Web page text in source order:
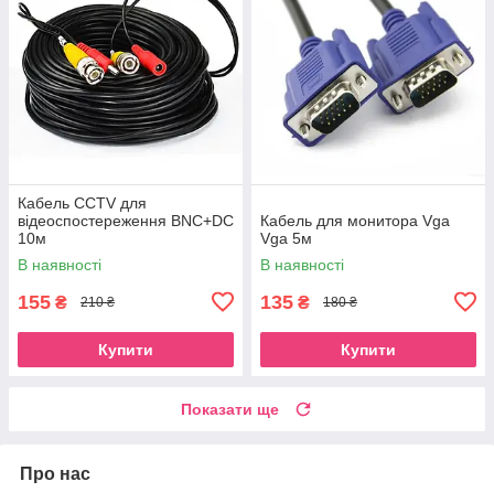
Кабель CCTV для
відеоспостереження BNC+DC
10м
В наявності
155 ₴ 210 ₴
Купити
Кабель для монитора Vga
Vga 5м
В наявності
135 ₴ 180 ₴
Купити
Показати ще
Про нас